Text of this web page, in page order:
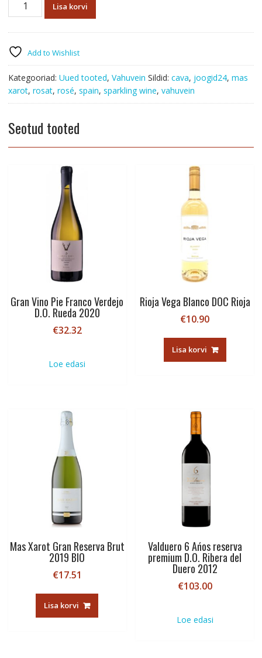
Xarot
Rosat
Brut
2021/2022
BIO
kogus
Lisa korvi
Add to Wishlist
Kategooriad: Uued tooted, Vahuvein Sildid: cava, joogid24, mas
xarot, rosat, rosé, spain, sparkling wine, vahuvein
Seotud tooted
Gran Vino Pie Franco Verdejo
D.O. Rueda 2020
€32.32
Loe edasi
Rioja Vega Blanco DOC Rioja
€10.90
Lisa korvi
Mas Xarot Gran Reserva Brut
2019 BIO
€17.51
Lisa korvi
Valduero 6 Ańos reserva
premium D.O. Ribera del
Duero 2012
€103.00
Loe edasi